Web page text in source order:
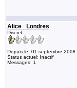
Alice _Londres
Discret
Depuis le: 01 septembre 2008
Status actuel: Inactif
Messages: 1